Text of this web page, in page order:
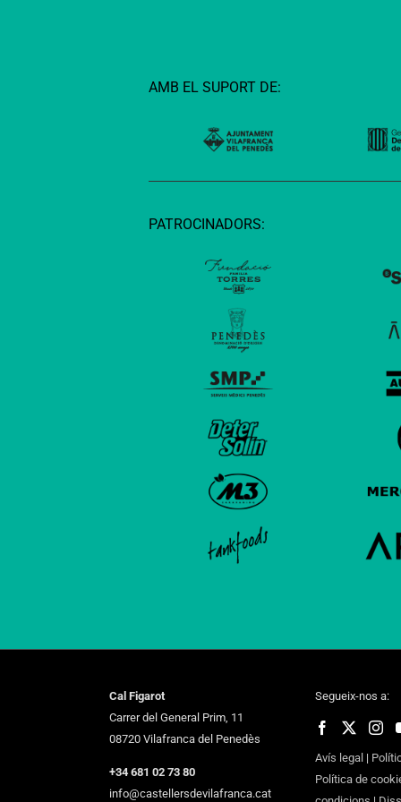
AMB EL SUPORT DE:
PATROCINADORS:
Cal Figarot
Carrer del General Prim, 11
08720 Vilafranca del Penedès
+34 681 02 73 80
info@castellersdevilafranca.cat
Segueix-nos a:
Avís legal |
Política de